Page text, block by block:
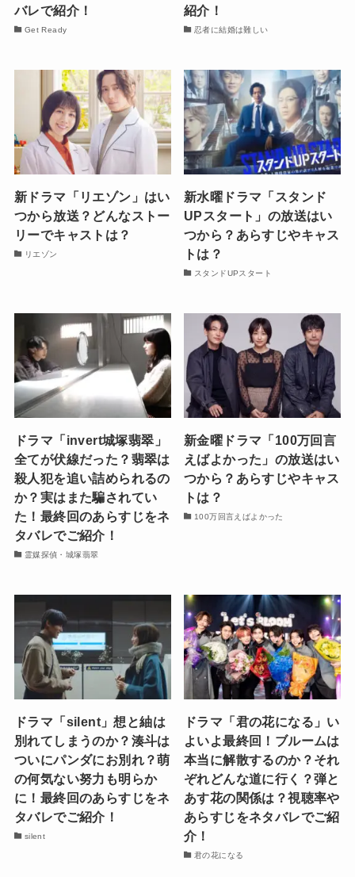
バレで紹介！
Get Ready
紹介！
忍者に結婚は難しい
新ドラマ「リエゾン」はい
つから放送？どんなストー
リーでキャストは？
リエゾン
新水曜ドラマ「スタンド
UPスタート」の放送はい
つから？あらすじやキャス
トは？
スタンドUPスタート
ドラマ「invert城塚翡翠」
全てが伏線だった？翡翠は
殺人犯を追い詰められるの
か？実はまた騙されてい
た！最終回のあらすじをネ
タバレでご紹介！
霊媒探偵・城塚翡翠
新金曜ドラマ「100万回言
えばよかった」の放送はい
つから？あらすじやキャス
トは？
100万回言えばよかった
ドラマ「silent」想と紬は
別れてしまうのか？湊斗は
ついにパンダにお別れ？萌
の何気ない努力も明らか
に！最終回のあらすじをネ
タバレでご紹介！
silent
ドラマ「君の花になる」い
よいよ最終回！ブルームは
本当に解散するのか？それ
ぞれどんな道に行く？弾と
あす花の関係は？視聴率や
あらすじをネタバレでご紹
介！
君の花になる